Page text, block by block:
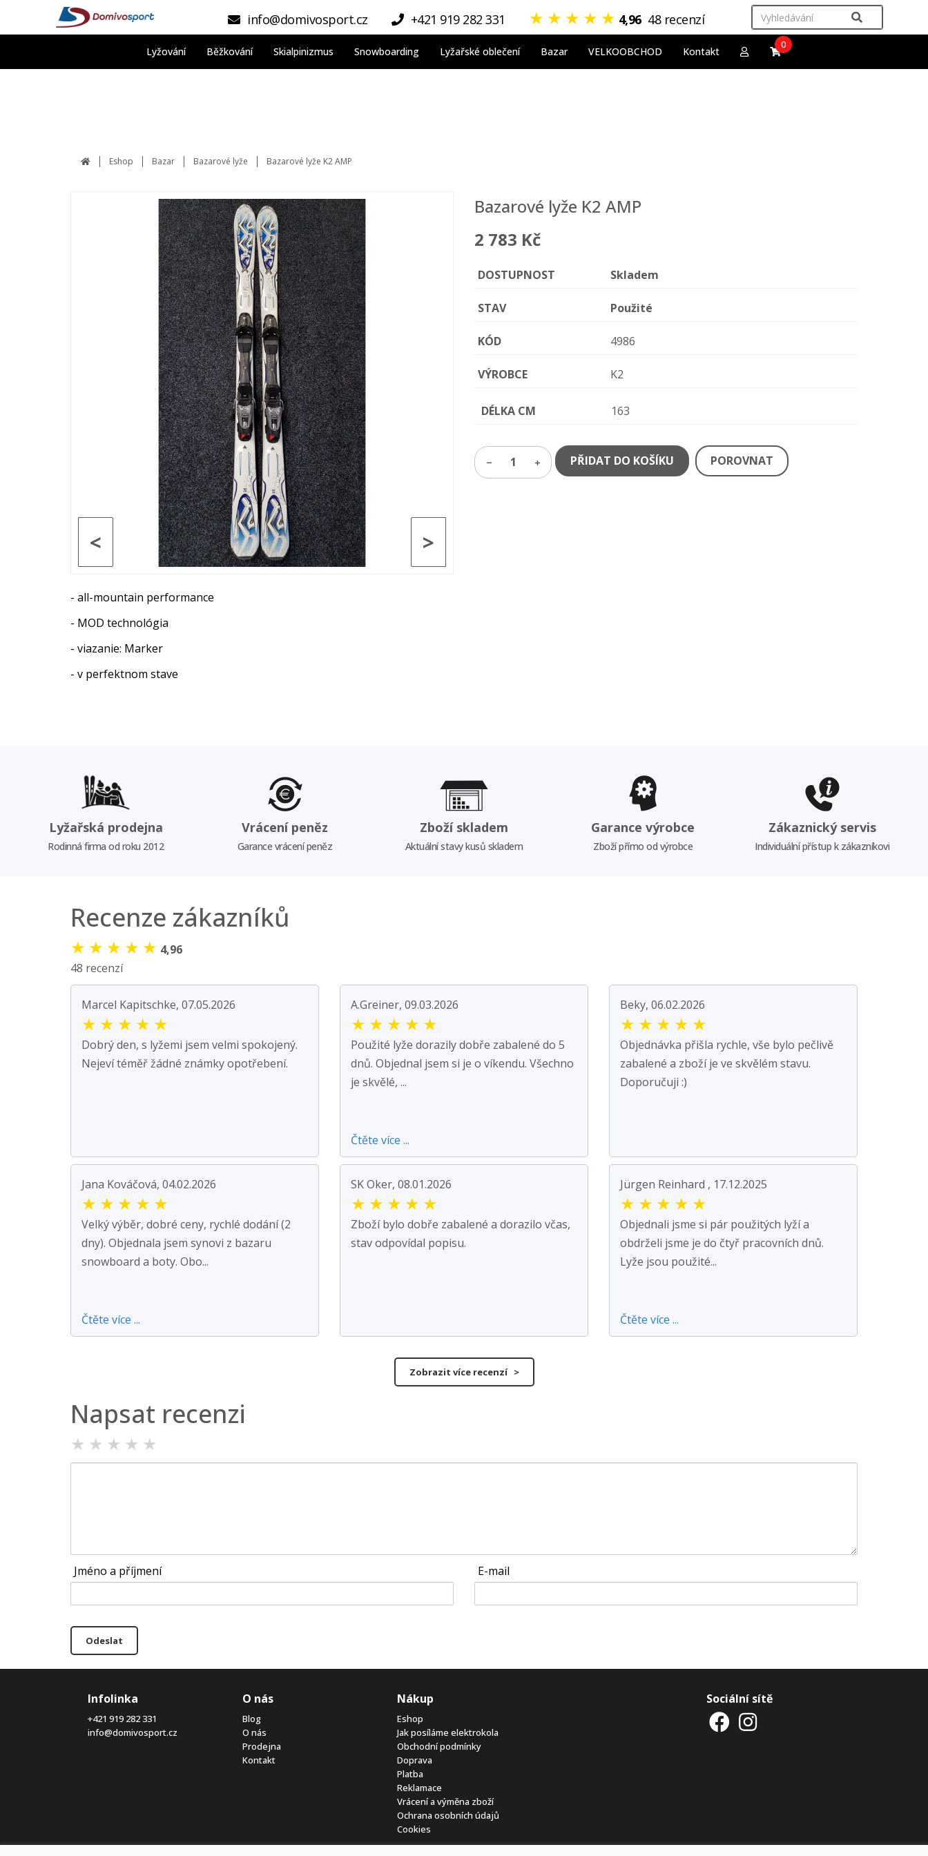
info@domivosport.cz +421 919 282 331 ★ ★ ★ ★ ★ 4,96 48 recenzí
Lyžování Běžkování Skialpinizmus Snowboarding Lyžařské oblečení Bazar VELKOOBCHOD Kontakt
0
Eshop Bazar Bazarové lyže Bazarové lyže K2 AMP
>
<
Bazarové lyže K2 AMP
2 783 Kč
DOSTUPNOST Skladem
STAV Použité
KÓD 4986
VÝROBCE K2
DÉLKA CM 163
1 PŘIDAT DO KOŠÍKU POROVNAT
- all-mountain performance
- MOD technológia
- viazanie: Marker
- v perfektnom stave
Lyžařská prodejna
Rodinná firma od roku 2012
Vrácení peněz
Garance vrácení peněz
Zboží skladem
Aktuální stavy kusů skladem
Garance výrobce
Zboží přímo od výrobce
Zákaznický servis
Individuální přístup k zákazníkovi
Recenze zákazníků
★ ★ ★ ★ ★ 4,96
48 recenzí
Marcel Kapitschke, 07.05.2026
★ ★ ★ ★ ★
Dobrý den, s lyžemi jsem velmi spokojený.
Nejeví téměř žádné známky opotřebení.
A.Greiner, 09.03.2026
★ ★ ★ ★ ★
Použité lyže dorazily dobře zabalené do 5
dnů. Objednal jsem si je o víkendu. Všechno
je skvělé, ...
Čtěte více ...
Beky, 06.02.2026
★ ★ ★ ★ ★
Objednávka přišla rychle, vše bylo pečlivě
zabalené a zboží je ve skvělém stavu.
Doporučuji :)
Jana Kováčová, 04.02.2026
★ ★ ★ ★ ★
Velký výběr, dobré ceny, rychlé dodání (2
dny). Objednala jsem synovi z bazaru
snowboard a boty. Obo...
Čtěte více ...
SK Oker, 08.01.2026
★ ★ ★ ★ ★
Zboží bylo dobře zabalené a dorazilo včas,
stav odpovídal popisu.
Jürgen Reinhard , 17.12.2025
★ ★ ★ ★ ★
Objednali jsme si pár použitých lyží a
obdrželi jsme je do čtyř pracovních dnů.
Lyže jsou použité...
Čtěte více ...
Zobrazit více recenzí >
Napsat recenzi
★ ★ ★ ★ ★
Jméno a příjmení E-mail
Odeslat
Infolinka
+421 919 282 331
info@domivosport.cz
O nás
Blog
O nás
Prodejna
Kontakt
Nákup
Eshop
Jak posíláme elektrokola
Obchodní podmínky
Doprava
Platba
Reklamace
Vrácení a výměna zboží
Ochrana osobních údajů
Cookies
Sociální sítě